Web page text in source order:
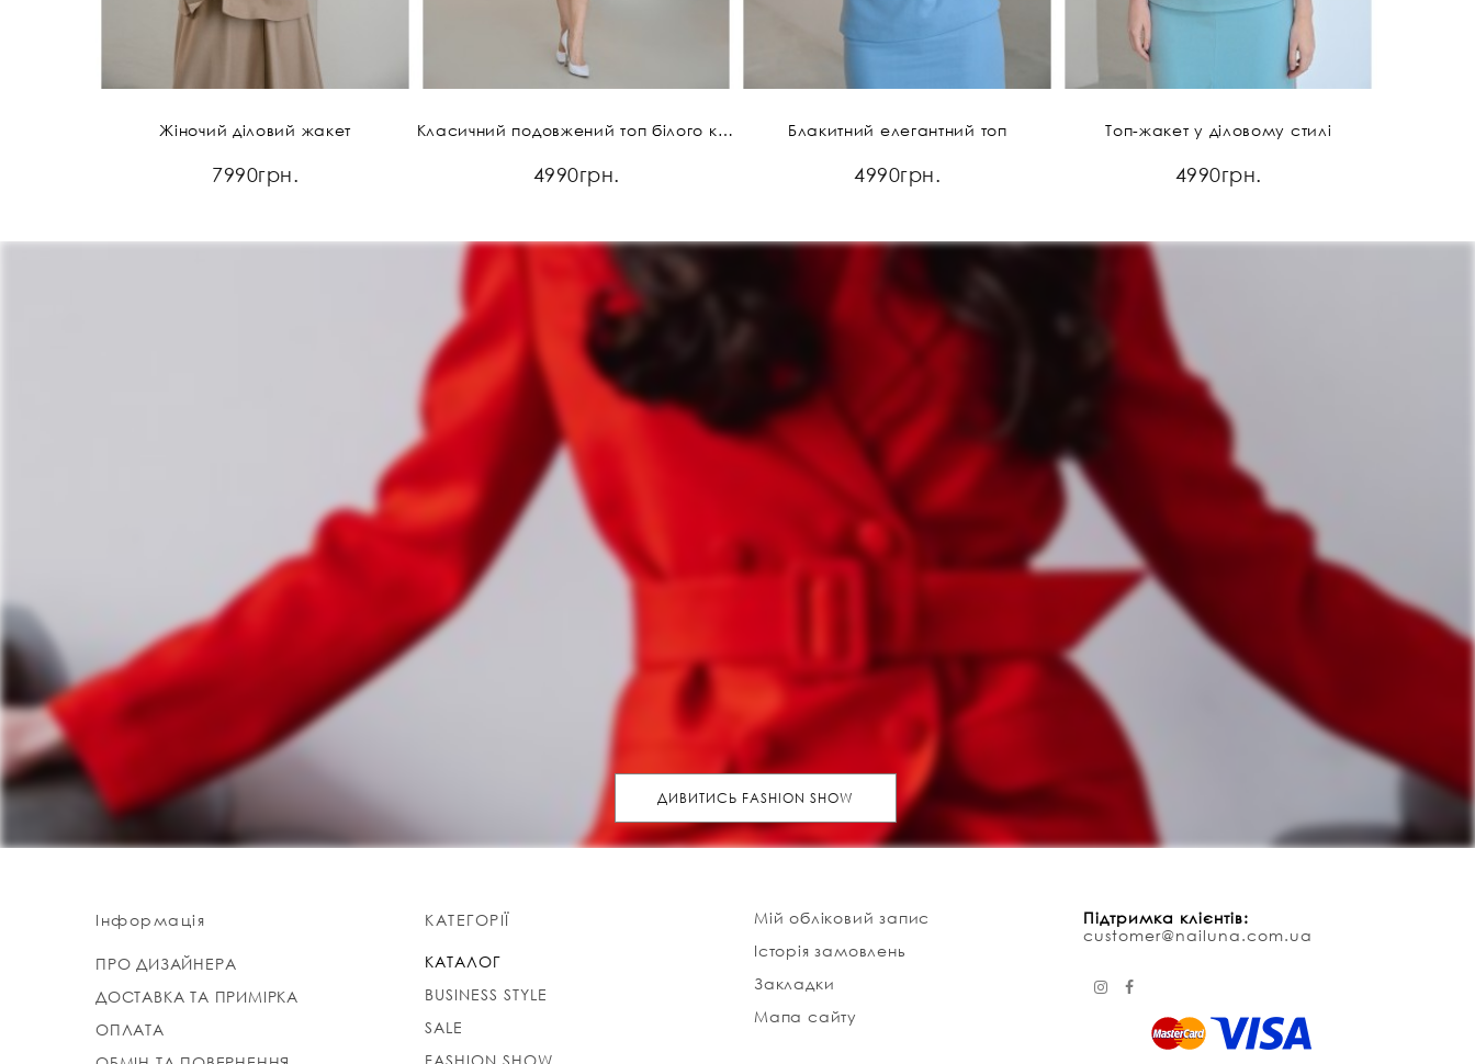
Жіночий діловий жакет
7990грн.
Класичний подовжений топ білого кольору
4990грн.
Блакитний елегантний топ
4990грн.
Топ-жакет у діловому стилі
4990грн.
ДИВИТИСЬ FASHION SHOW
Інформація
ПРО ДИЗАЙНЕРА
ДОСТАВКА ТА ПРИМІРКА
ОПЛАТА
КАТЕГОРІЇ
КАТАЛОГ
BUSINESS STYLE
SALE
Мій обліковий запис
Історія замовлень
Закладки
Мапа сайту
Підтримка клієнтів:
customer@nailuna.com.ua